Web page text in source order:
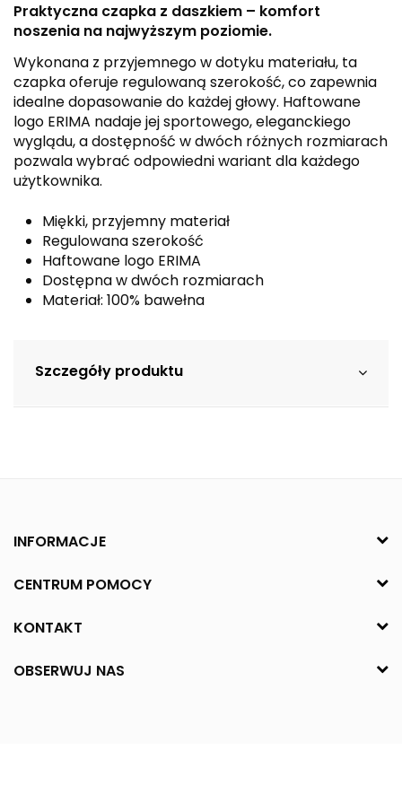
Praktyczna czapka z daszkiem – komfort
noszenia na najwyższym poziomie.
Wykonana z przyjemnego w dotyku materiału, ta
czapka oferuje regulowaną szerokość, co zapewnia
idealne dopasowanie do każdej głowy. Haftowane
logo ERIMA nadaje jej sportowego, eleganckiego
wyglądu, a dostępność w dwóch różnych rozmiarach
pozwala wybrać odpowiedni wariant dla każdego
użytkownika.
Miękki, przyjemny materiał
Regulowana szerokość
Haftowane logo ERIMA
Dostępna w dwóch rozmiarach
Materiał: 100% bawełna
Szczegóły produktu
INFORMACJE
CENTRUM POMOCY
KONTAKT
OBSERWUJ NAS